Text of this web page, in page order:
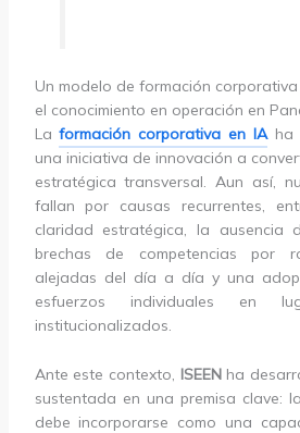
Un modelo de formación
el conocimiento en operación en
Laformación corporativa en IAha
una iniciativa de innovación a
estratégica transversal. Aun así,
fallan por causas recurrentes,
claridad estratégica, la ausencia
brechas de competencias por
alejadas del día a día y una
esfuerzos individuales en
institucionalizados.
Ante este contexto, ISEENha
sustentada en una premisa clave:
debe incorporarse como una